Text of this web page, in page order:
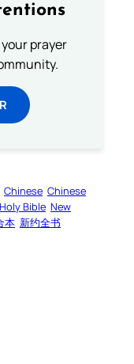
prayer
Chinese Chinese
Holy Bible New
本 新约全书